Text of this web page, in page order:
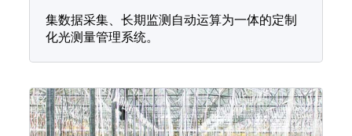
集数据采集、长期监测自动运算为一体的定制
化光测量管理系统。